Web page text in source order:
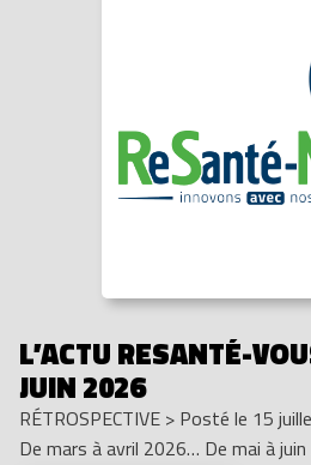
L’ACTU RESANTÉ-
JUIN 2026
RÉTROSPECTIVE > Posté le 15
De mars à avril 2026… De mai à